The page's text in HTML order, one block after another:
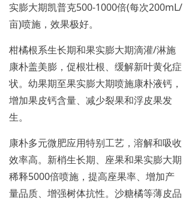
实膨大期凯普克500-1000倍(每次200mL/
亩)喷施，效果极好。
柑橘根系生长期和果实膨大期滴灌/淋施
康朴盖美膨，促根壮根、缓解新叶黄化症
状。幼果期至果实膨大期喷施康朴液钙，
增加果皮钙含量、减少裂果和浮皮果发
生。
康朴多元微肥应用特别工艺，溶解和吸收
效率高。新梢生长期、座果和果实膨大期
稀释5000倍喷施，提高座果率、增加产
量品质、增强树体抗性。沙糖橘等薄皮品